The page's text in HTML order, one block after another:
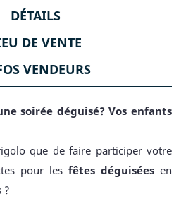
DÉTAILS
DE VENTE
VENDEURS
soirée déguisé? Vos enfants
que de faire participer votre
pour les fêtes déguisées en
?